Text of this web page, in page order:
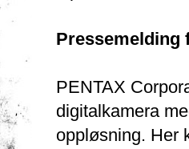
Pressemelding
PENTAX
digitalkamera
oppløsning. Her